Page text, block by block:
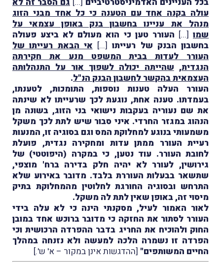
עולה בקנה אחד עם הטענה כי כל אחד מבני הזוג
מנהל את עניינו בחשבון בנק באופן עצמאי על
שמו[...] העורר טען כי הוא מעולם לא ביצע פעולה
בחשבון הבנק של רעייתו [...] אי הבאת רעייתו של
העורר לעדות בבית המשפט מנע את חקירתה
הנגדית, שהייתה יכולה לשפוך אור על התנהלותה
העצמאית בהקשר לחשבון הבנק הנ"ל.
העורר העלה טענות נוספות, התומכות, לטענתו,
בעמדתו. טענה אחת, נוגעת לכך שרעייתו לא שינתה
את שם נעוריה בעקבות נישואי בני הזוג, בשונה מן
הנהוג במגזר החרדי. איני סבור שיש לתת לכך משקל
משמעותי בנוגע למחלוקת המס וגם בסוגיה זו, המנעות
רעיית העורר ממתן עדות ומחקירה נגדית, פועלת
לחובת העורר. עוד נטען, כי במקרה (היפוטטי) של
גירושין, לעורר לא יהיה חלק בדירה ברח' מוצפי,
שתשאר בבעלות העוררת בלבד. מדובר באירוע שלא
התרחש ובסוגיה החורגת לחלוטין מהמחלוקת בתיק
מיסוי זה, באופן שאין לתת לה משקל.
לאור האמור לעיל, מסקנתי הינה כי לא עלה בידי
העורר לסתור את החזקה כי מדובר ברוכש אחד במובן
החוק ולהוכיח את החריג בדבר ההפרדה הרכושית וכי
הפרדה זו נשמרה הלכה למעשה ולא נזנחה במהלך
החיים המשותפים" [ההדגשות אינן במקור – א' ש'.]